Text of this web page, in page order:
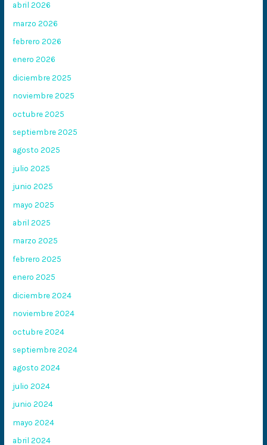
abril 2026
marzo 2026
febrero 2026
enero 2026
diciembre 2025
noviembre 2025
octubre 2025
septiembre 2025
agosto 2025
julio 2025
junio 2025
mayo 2025
abril 2025
marzo 2025
febrero 2025
enero 2025
diciembre 2024
noviembre 2024
octubre 2024
septiembre 2024
agosto 2024
julio 2024
junio 2024
mayo 2024
abril 2024